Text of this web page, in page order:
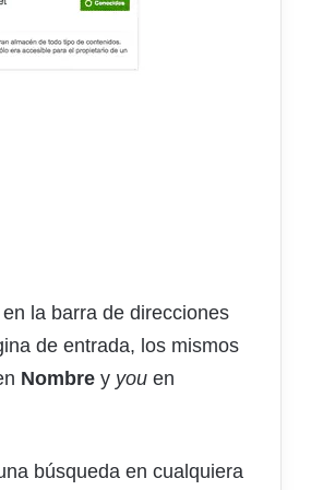
la barra de direcciones
de entrada, los mismos
Nombre y you en
búsqueda en cualquiera